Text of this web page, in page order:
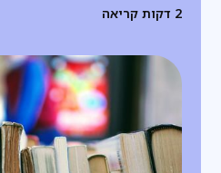
2 דקות קריאה